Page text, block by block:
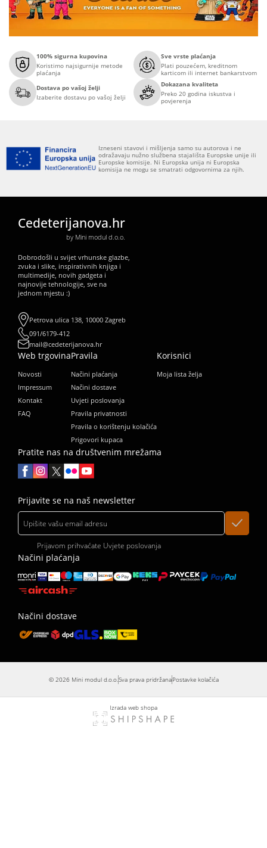
100% sigurna kupovina
Koristimo najsigurnije metode
plaćanja
Sve vrste plaćanja
Plati pouzećem, kreditnom
karticom ili internet bankarstvom
Dostava po vašoj želji
Izaberite dostavu po vašoj želji
Dokazana kvaliteta
Preko 20 godina iskustva i
povjerenja
Izneseni stavovi i mišljenja samo su autorova i ne
odražavaju nužno službena stajališta Europske unije ili
Europske komisije. Ni Europska unija ni Europska
komisija ne mogu se smatrati odgovornima za njih.
Cedeterijanova.hr
by Mini modul d.o.o.
Dobrodošli u svijet vrhunske glazbe,
zvuka i slike, inspirativnih knjiga i
multimedije, novih gadgeta i
najnovije tehnologije, sve na
jednom mjestu :)
Petrova ulica 138, 10000 Zagreb
091/6179-412
mail@cedeterijanova.hr
Web trgovina
Novosti
Impressum
Kontakt
FAQ
Pravila
Načini plaćanja
Načini dostave
Uvjeti poslovanja
Pravila privatnosti
Pravila o korištenju kolačića
Prigovori kupaca
Korisnici
Moja lista želja
Prijavite se na naš newsletter
Prijavom prihvaćate Uvjete poslovanja
Pratite nas na društvenim mrežama
Načini plaćanja
Načini dostave
© 2026 Mini modul d.o.o.Sva prava pridržanaPostavke kolačića
Izrada web shopa